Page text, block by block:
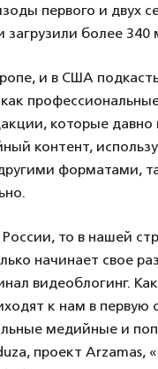
первого и двух
загрузили более 340
и в США
как
которые давно
контент,
форматами,
России, то в нашей
начинает свое
видеоблогинг.
к нам в первую
медийные и
проект Arzamas,